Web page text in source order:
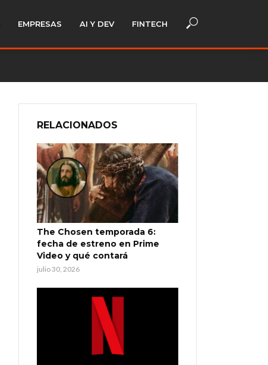
EMPRESAS AI Y DEV FINTECH
RELACIONADOS
The Chosen temporada 6:
fecha de estreno en Prime
Video y qué contará
julio 30, 2026